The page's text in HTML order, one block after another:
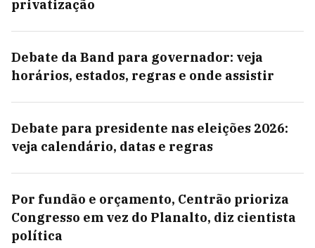
privatização
Debate da Band para governador: veja
horários, estados, regras e onde assistir
Debate para presidente nas eleições 2026:
veja calendário, datas e regras
Por fundão e orçamento, Centrão prioriza
Congresso em vez do Planalto, diz cientista
política